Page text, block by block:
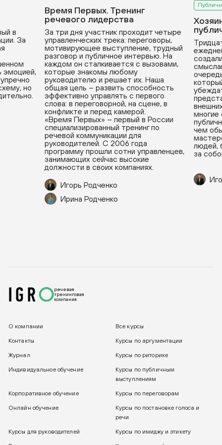
в
За
эмоцией,
но
Время Первых. Тренинг
речевого лидерства
За три дня участник проходит четыре
управленческих трека: переговоры,
мотивирующее выступление, трудный
разговор и публичное интервью. На
каждом он сталкивается с вызовами,
которые знакомы любому
руководителю и решает их. Наша
общая цель – развить способность
эффективно управлять с первого
слова: в переговорной, на сцене, в
конфликте и перед камерой.
«Время Первых» – первый в России
специализированный тренинг по
речевой коммуникации для
руководителей. С 2006 года
программу прошли сотни управленцев,
занимающих сейчас высокие
должности в своих компаниях.
Игорь Родченко
Ирина Родченко
многие
чем
людей,
за
речевая
тренинговая
компания
О компании Все курсы
Контакты Курсы по аргументации
Журнал Курсы по риторике
Индивидуальное обучение
Курсы по публичным
выступлениям
Корпоративное обучение Курсы по переговорам
Онлайн обучение
Курсы по постановке голоса и
речи
Курсы для руководителей Курсы по имиджу и этикету